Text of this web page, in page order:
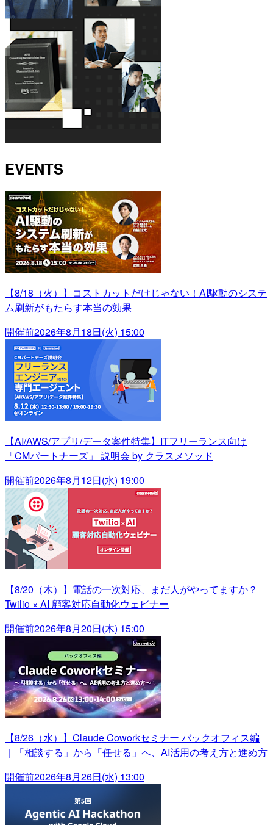
EVENTS
【8/18（火）】コストカットだけじゃない！AI駆動のシステ
ム刷新がもたらす本当の効果
開催前2026年8月18日(火) 15:00
【AI/AWS/アプリ/データ案件特集】ITフリーランス向け
「CMパートナーズ」 説明会 by クラスメソッド
開催前2026年8月12日(水) 19:00
【8/20（木）】電話の一次対応、まだ人がやってますか？
Twilio × AI 顧客対応自動化ウェビナー
開催前2026年8月20日(木) 15:00
【8/26（水）】Claude Coworkセミナー バックオフィス編
｜「相談する」から「任せる」へ、AI活用の考え方と進め方
開催前2026年8月26日(水) 13:00